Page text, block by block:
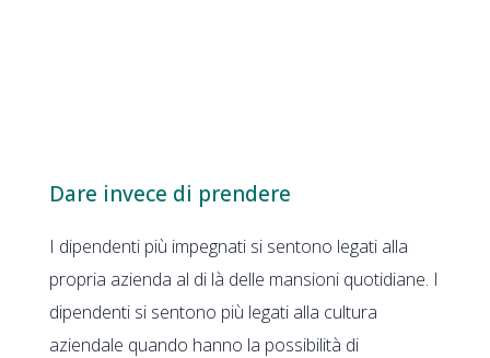
Dare invece di prendere
I dipendenti più impegnati si sentono legati alla
propria azienda al di là delle mansioni quotidiane. I
dipendenti si sentono più legati alla cultura
aziendale quando hanno la possibilità di